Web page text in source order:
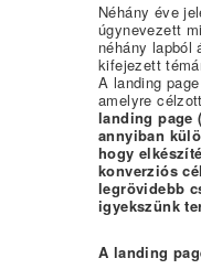
Néhány éve
úgynevezett
néhány lapból
kifejezett
A landing
amelyre
landing page
annyiban
hogy
konverziós
legrövidebb
igyekszünk
A landing